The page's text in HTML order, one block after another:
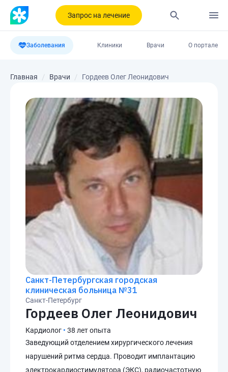
Запрос на лечение
Заболевания Клиники Врачи О портале
Главная Врачи Гордеев Олег Леонидович
Санкт-Петербургская городская
клиническая больница №31
Санкт-Петербург
Гордеев Олег Леонидович
Кардиолог • 38 лет опыта
Заведующий отделением хирургического лечения
нарушений ритма сердца. Проводит имплантацию
электрокардиостимулятора (ЭКС), радиочастотную